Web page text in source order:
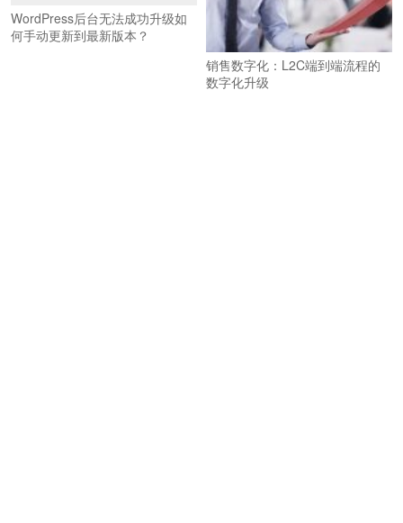
WordPress后台无法成功升级如
何手动更新到最新版本？
销售数字化：L2C端到端流程的
数字化升级